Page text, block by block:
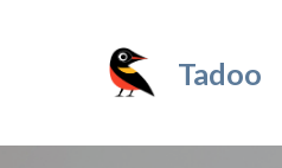
Tadoo